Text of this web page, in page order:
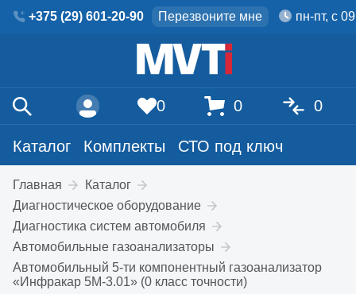
+375 (29) 601-20-90 Перезвоните мне пн-пт, с
Каталог Комплекты СТО под ключ
0 0 0
Главная
Каталог
Диагностическое оборудование
Диагностика систем автомобиля
Автомобильные газоанализаторы
Автомобильный 5-ти компонентный газоанализатор
«Инфракар 5М-3.01» (0 класс точности)